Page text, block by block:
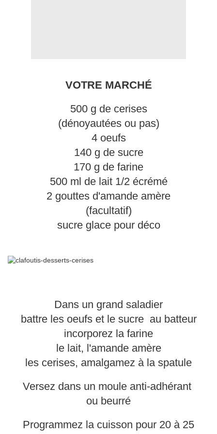
VOTRE MARCHÉ
500 g de cerises
(dénoyautées ou pas)
4 oeufs
140 g de sucre
170 g de farine
500 ml de lait 1/2 écrémé
2 gouttes d'amande amère
(facultatif)
sucre glace pour déco
Dans un grand saladier
battre les oeufs et le sucre au batteur
incorporez la farine
le lait, l'amande amère
les cerises, amalgamez à la spatule
Versez dans un moule anti-adhérant
ou beurré
Programmez la cuisson pour 20 à 25